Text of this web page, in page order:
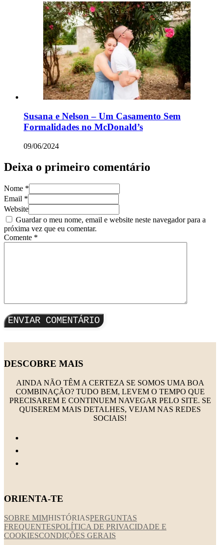
Susana e Nelson – Um Casamento Sem
Formalidades no McDonald’s
09/06/2024
Deixa o primeiro comentário
Nome *
Email *
Website
Guardar o meu nome, email e website neste navegador para a
próxima vez que eu comentar.
Comente *
DESCOBRE MAIS
AINDA NÃO TÊM A CERTEZA SE SOMOS UMA BOA
COMBINAÇÃO? TUDO BEM, LEVEM O TEMPO QUE
PRECISAREM E CONTINUEM NAVEGAR PELO SITE. SE
QUISEREM MAIS DETALHES, VEJAM NAS REDES
SOCIAIS!
ORIENTA-TE
SOBRE MIMHISTÓRIASPERGUNTAS
FREQUENTESPOLÍTICA DE PRIVACIDADE E
COOKIESCONDIÇÕES GERAIS